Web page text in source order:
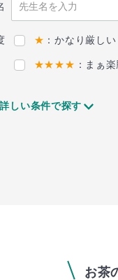
★ ：かなり厳しい
★★★★ ：まぁ楽
しい条件で探す
お茶